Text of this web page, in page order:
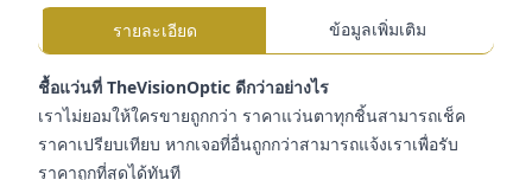
รายละเอียด ข้อมูลเพิ่มเติม
ชื้อแว่นที่ TheVisionOptic ดีกว่าอย่างไร
เราไม่ยอมให้ใครขายถูกกว่า ราคาแว่นตาทุกชิ้นสามารถเช็ค
ราคาเปรียบเทียบ หากเจอที่อื่นถูกกว่าสามารถแจ้งเราเพื่อรับ
ราคาถูกที่สุดได้ทันที